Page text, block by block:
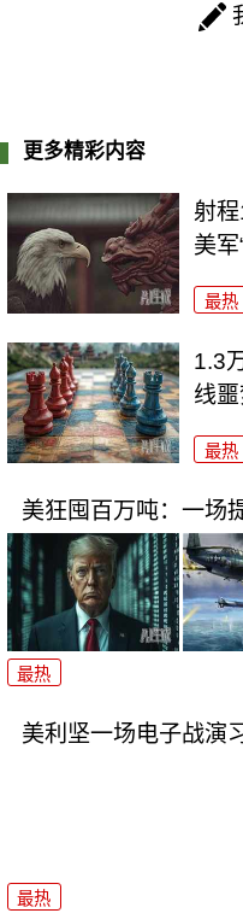
更多精彩内容
射
美军
最热
1.3
线
最热
美狂囤百万吨：一场
最热
美利坚一场电子战演
最热